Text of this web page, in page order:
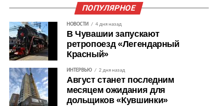
ПОПУЛЯРНОЕ
НОВОСТИ 4 дня назад
В Чувашии запускают
ретропоезд «Легендарный
Красный»
ИНТЕРВЬЮ 2 дня назад
Август станет последним
месяцем ожидания для
дольщиков «Кувшинки»